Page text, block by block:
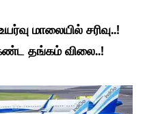
மாலையில் சரிவு..!
தங்கம் விலை..!